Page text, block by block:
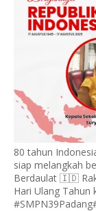
80 tahun
siap melangkah
Berdaulat 🇮🇩
Hari Ulang Tahun